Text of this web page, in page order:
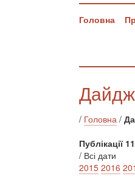
Головна
/ Головна /
Публікації
/ Всі дати
2015 2016